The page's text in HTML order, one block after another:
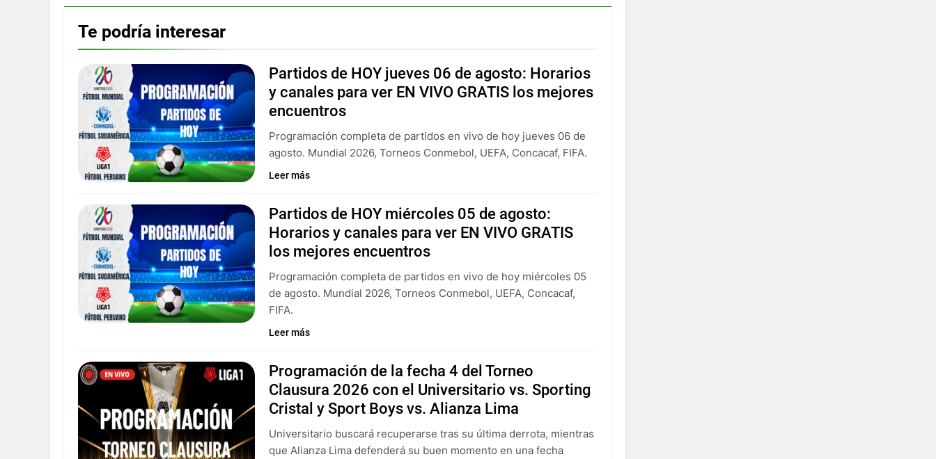
Te podría interesar
Partidos de HOY jueves 06 de agosto: Horarios
y canales para ver EN VIVO GRATIS los mejores
encuentros
Programación completa de partidos en vivo de hoy jueves 06 de
agosto. Mundial 2026, Torneos Conmebol, UEFA, Concacaf, FIFA.
Leer más
Partidos de HOY miércoles 05 de agosto:
Horarios y canales para ver EN VIVO GRATIS
los mejores encuentros
Programación completa de partidos en vivo de hoy miércoles 05
de agosto. Mundial 2026, Torneos Conmebol, UEFA, Concacaf,
FIFA.
Leer más
Programación de la fecha 4 del Torneo
Clausura 2026 con el Universitario vs. Sporting
Cristal y Sport Boys vs. Alianza Lima
Universitario buscará recuperarse tras su última derrota, mientras
que Alianza Lima defenderá su buen momento en una fecha